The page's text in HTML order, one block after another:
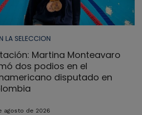
LA SELECCION
Martina Monteavaro
dos podios en el
disputado en
agosto de 2026